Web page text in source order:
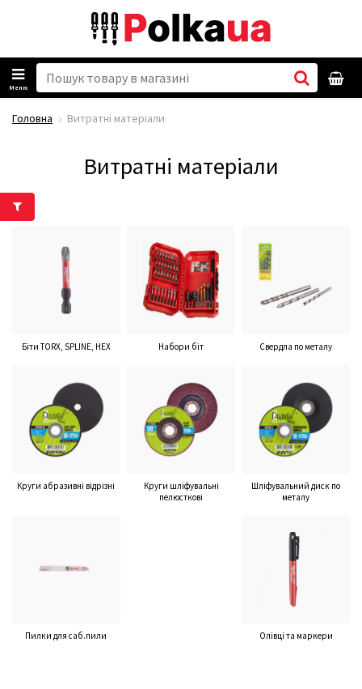
Меню
Головна Витратні матеріали
Витратні матеріали
Біти TORX, SPLINE, HEX Набори біт Свердла по металу
Круги абразивні відрізні
Круги шліфувальні
пелюсткові
Шліфувальний диск по
металу
Пилки для саб.пили Олівці та маркери